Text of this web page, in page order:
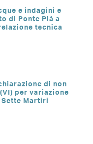
e indagini e
di Ponte Pià a
tecnica
di non
per variazione
Sette Martiri